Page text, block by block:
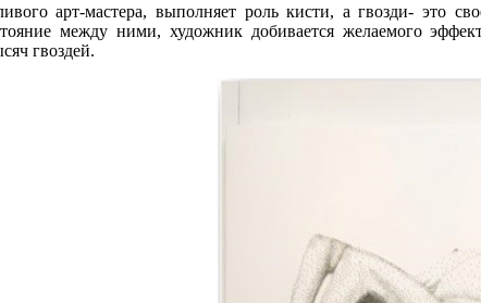
арт-мастера, выполняет роль кисти, а гвозди- это
между ними, художник добивается желаемого
гвоздей.